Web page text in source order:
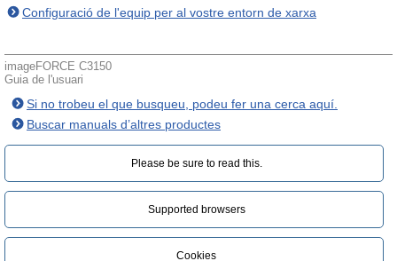
Configuració de l'equip per al vostre entorn de xarxa
imageFORCE C3150
Guia de l'usuari
Si no trobeu el que busqueu, podeu fer una cerca aquí.
Buscar manuals d’altres productes
Please be sure to read this.‎
Supported browsers
Cookies